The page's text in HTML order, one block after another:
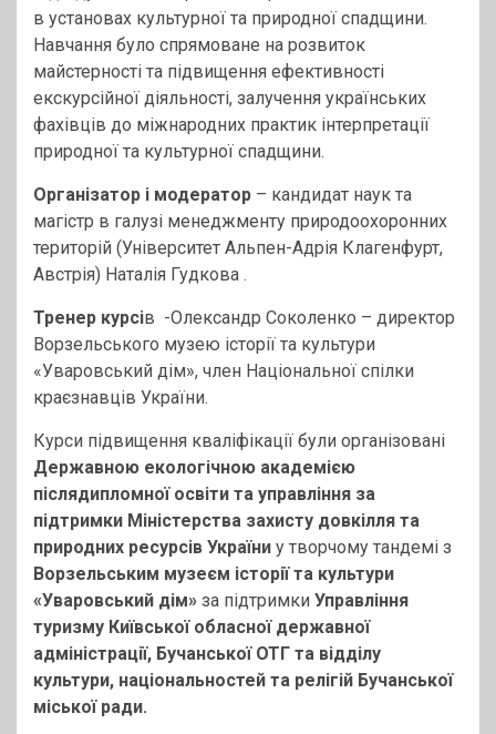
в установах культурної та природної спадщини.
Навчання було спрямоване на розвиток
майстерності та підвищення ефективності
екскурсійної діяльності, залучення українських
фахівців до міжнародних практик інтерпретації
природної та культурної спадщини.
Організатор і модератор – кандидат наук та
магістр в галузі менеджменту природоохоронних
територій (Університет Альпен-Адрія Клагенфурт,
Австрія) Наталія Гудкова .
Тренер курсів -Олександр Соколенко – директор
Ворзельського музею історії та культури
«Уваровський дім», член Національної спілки
краєзнавців України.
Курси підвищення кваліфікації були організовані
Державною екологічною академією
післядипломної освіти та управління за
підтримки Міністерства захисту довкілля та
природних ресурсів України у творчому тандемі з
Ворзельським музеєм історії та культури
«Уваровський дім» за підтримки Управління
туризму Київської обласної державної
адміністрації, Бучанської ОТГ та відділу
культури, національностей та релігій Бучанської
міської ради.